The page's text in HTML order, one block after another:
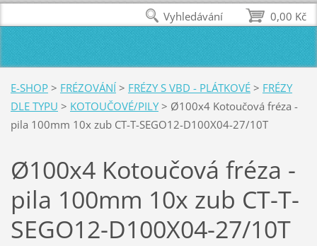
E-SHOP > FRÉZOVÁNÍ > FRÉZY S VBD - PLÁTKOVÉ > FRÉZY
DLE TYPU > KOTOUČOVÉ/PILY > Ø100x4 Kotoučová fréza -
pila 100mm 10x zub CT-T-SEGO12-D100X04-27/10T
Ø100x4 Kotoučová fréza -
pila 100mm 10x zub CT-T-
SEGO12-D100X04-27/10T
0,00 Kč
Vyhledávání